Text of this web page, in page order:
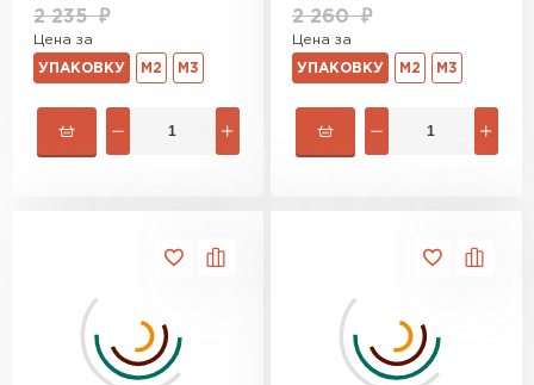
2 235₽
Цена за
УПАКОВКУ М2 М3
2 260₽
Цена за
УПАКОВКУ М2 М3